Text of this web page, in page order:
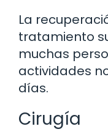
La
tratamiento
muchas
actividades
días.
Cirugía